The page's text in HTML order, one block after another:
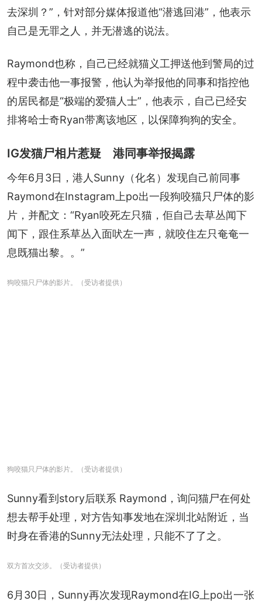
去深圳？”，针对部分媒体报道他“潜逃回港”，他表示
自己是无罪之人，并无潜逃的说法。
Raymond也称，自己已经就猫义工押送他到警局的过
程中袭击他一事报警，他认为举报他的同事和指控他
的居民都是“极端的爱猫人士”，他表示，自己已经安
排将哈士奇Ryan带离该地区，以保障狗狗的安全。
IG发猫尸相片惹疑 港同事举报揭露
今年6月3日，港人Sunny（化名）发现自己前同事
Raymond在Instagram上po出一段狗咬猫只尸体的影
片，并配文：“Ryan咬死左只猫，佢自己去草丛闻下
闻下，跟住系草丛入面吠左一声，就咬住左只奄奄一
息既猫出黎。。”
狗咬猫只尸体的影片。（受访者提供）
狗咬猫只尸体的影片。（受访者提供）
Sunny看到story后联系 Raymond，询问猫尸在何处
想去帮手处理，对方告知事发地在深圳北站附近，当
时身在香港的Sunny无法处理，只能不了了之。
双方首次交涉。（受访者提供）
6月30日，Sunny再次发现Raymond在IG上po出一张